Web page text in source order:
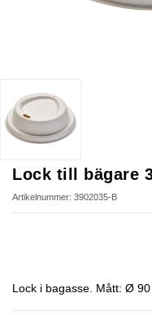
Lock till bägare
Artikelnummer: 3902035-B
Lock i bagasse. Mått: Ø